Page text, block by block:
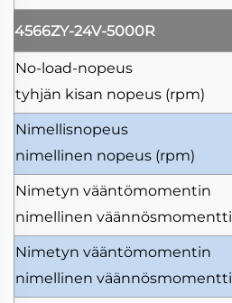
4566ZY-24V-5000R
No-load-nopeus
tyhjän kisan nopeus (rpm)
Nimellisnopeus
nimellinen nopeus (rpm)
Nimetyn vääntömomentin
nimellinen väännösmomentti
Nimetyn vääntömomentin
nimellinen väännösmomentti